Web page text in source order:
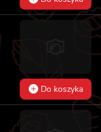
Do koszyka